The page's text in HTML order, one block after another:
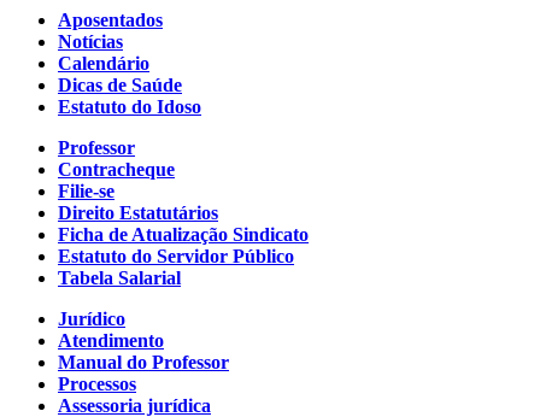
Aposentados
Notícias
Calendário
Dicas de Saúde
Estatuto do Idoso
Professor
Contracheque
Filie-se
Direito Estatutários
Ficha de Atualização Sindicato
Estatuto do Servidor Público
Tabela Salarial
Jurídico
Atendimento
Manual do Professor
Processos
Assessoria jurídica